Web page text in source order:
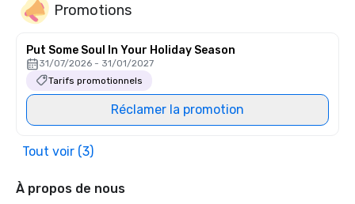
Promotions
Put Some Soul In Your Holiday Season
31/07/2026 - 31/01/2027
Tarifs promotionnels
Réclamer la promotion
Tout voir (3)
À propos de nous